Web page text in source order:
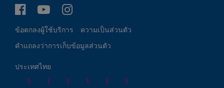
ข้อตกลงผู้ใช้บริการ
ความเป็นส่วนตัว
คำแถลงว่าการเก็บข้อมูลส่วนตัว
ประเทศไทย